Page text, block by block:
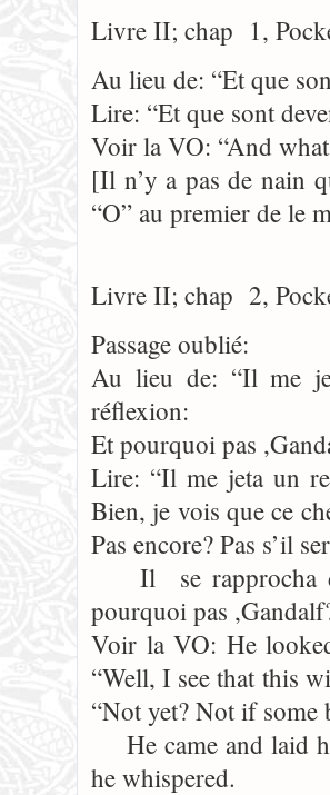
Livre II; chap 1,
Au lieu de: “Et que
Lire: “Et que sont
Voir la VO: “And
[Il n’y a pas de nain
“O” au premier de le
Livre II; chap 2,
Passage oublié:
Au lieu de: “Il me
réflexion:
Et pourquoi pas
Lire: “Il me jeta un
Bien, je vois que ce
Pas encore? Pas s’il
Il se rapprocha
pourquoi pas
Voir la VO: He
“Well, I see that this
“Not yet? Not if some
He came and laid
he whispered.